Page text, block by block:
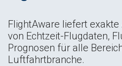
FlightAware liefert exakte
von Echtzeit-Flugdaten,
Prognosen für alle
Luftfahrtbranche.